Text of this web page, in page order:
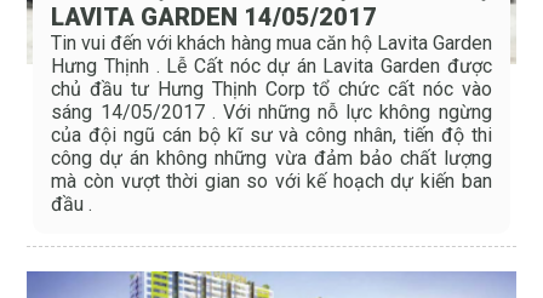
LAVITA GARDEN 14/05/2017
Tin vui đến với khách hàng mua căn hộ Lavita Garden
Hưng Thịnh . Lễ Cất nóc dự án Lavita Garden được
chủ đầu tư Hưng Thịnh Corp tổ chức cất nóc vào
sáng 14/05/2017 . Với những nỗ lực không ngừng
của đội ngũ cán bộ kĩ sư và công nhân, tiến độ thi
công dự án không những vừa đảm bảo chất lượng
mà còn vượt thời gian so với kế hoạch dự kiến ban
đầu .